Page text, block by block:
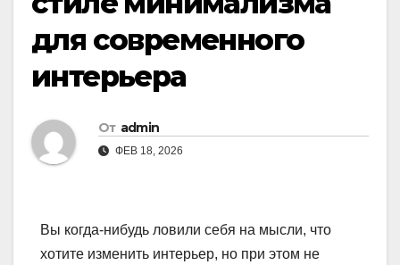
для современного
интерьера
От admin
ФЕВ 18, 2026
Вы когда-нибудь ловили себя на мысли, что
хотите изменить интерьер, но при этом не